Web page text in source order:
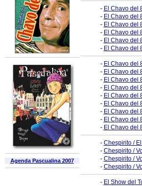
Agenda Pascualina 2007
- El Chavo del
- El Chavo del
- El Chavo del
- El Chavo del
- El Chavo del
- El Chavo del
- El Chavo del
- El Chavo del
- El Chavo del
- El Chavo del
- El Chavo del
- El Chavo del
- El Chavo del
- El Chavo del
- El Chavo del
- Chespirito /
- Chespirito /
- Chespirito /
- Chespirito /
- El Show del